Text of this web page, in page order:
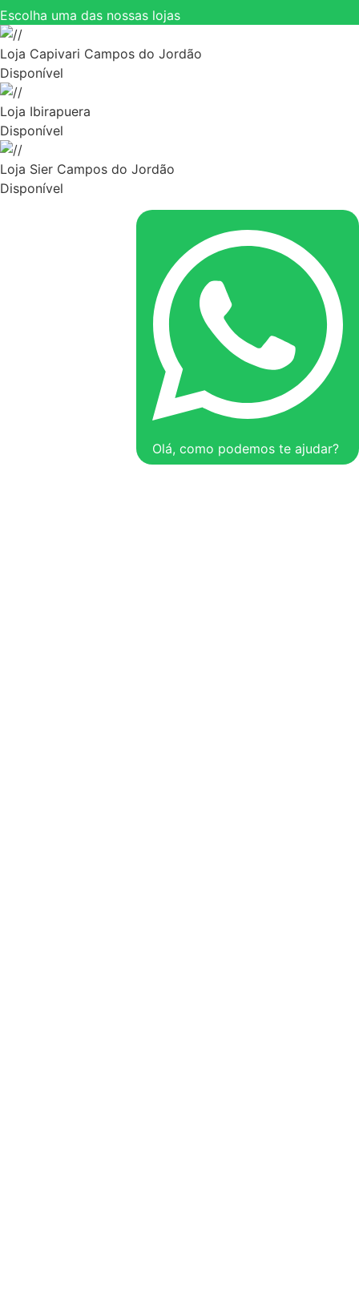
Escolha uma das nossas lojas
Loja Capivari Campos do Jordão
Disponível
Loja Ibirapuera
Disponível
Loja Sier Campos do Jordão
Disponível
Olá, como podemos te ajudar?